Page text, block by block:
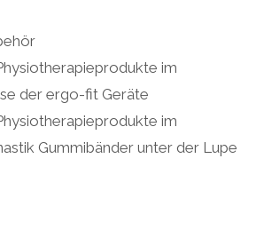
im
der ergo-fit Geräte
im
Gummibänder unter der Lupe